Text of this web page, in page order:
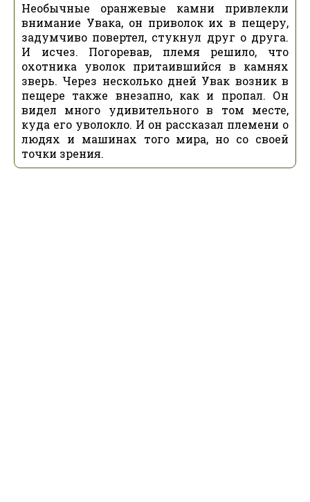
Необычные оранжевые камни привлекли
внимание Увака, он приволок их в пещеру,
задумчиво повертел, стукнул друг о друга.
И исчез. Погоревав, племя решило, что
охотника уволок притаившийся в камнях
зверь. Через несколько дней Увак возник в
пещере также внезапно, как и пропал. Он
видел много удивительного в том месте,
куда его уволокло. И он рассказал племени о
людях и машинах того мира, но со своей
точки зрения.